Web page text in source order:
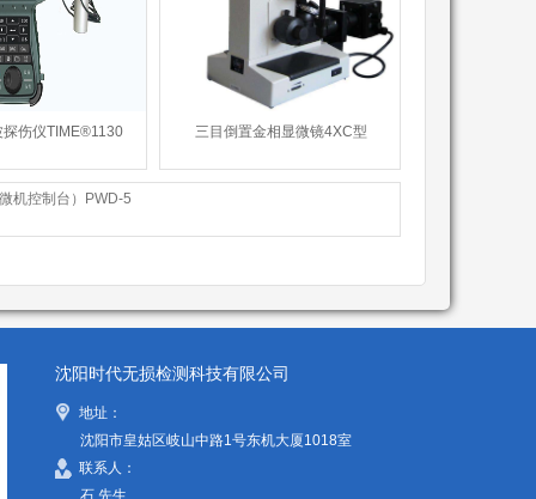
探伤仪TIME®1130 三目倒置金相显微镜4XC型
机控制台）PWD-5
沈阳时代无损检测科技有限公司
地址：
沈阳市皇姑区岐山中路1号东机大厦1018室
联系人：
石 先生